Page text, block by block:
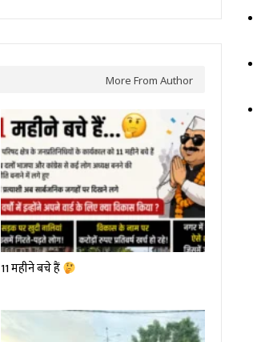
More From Author
11 महीने बचे हैं